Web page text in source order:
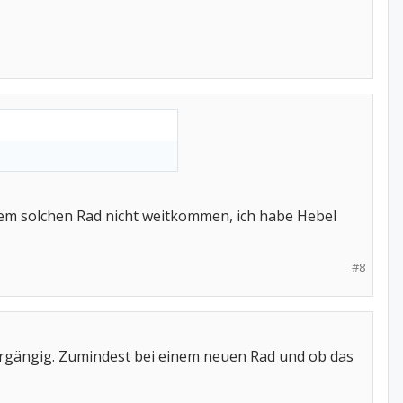
solchen Rad nicht weitkommen, ich habe Hebel
#8
Zumindest bei einem neuen Rad und ob das